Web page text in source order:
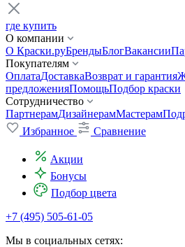
где купить
О компании
О Краски.руБрендыБлогВакансии
Покупателям
ОплатаДоставкаВозврат и гарантия
предложенияПомощьПодбор краски
Сотрудничество
ПартнерамДизайнерамМастерам
Избранное
Сравнение
Акции
Бонусы
Подбор цвета
+7 (495) 505-61-05
Мы в социальных сетях: